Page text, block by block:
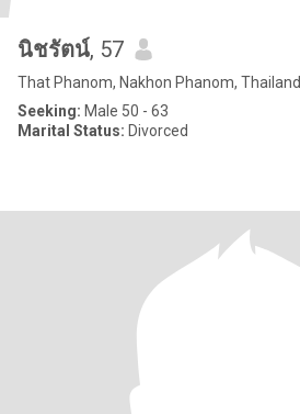
นิชรัตน์, 57
That Phanom, Nakhon Phanom, Thailand
Seeking: Male 50 - 63
Marital Status: Divorced